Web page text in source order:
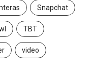
Snapchat
TBT
video